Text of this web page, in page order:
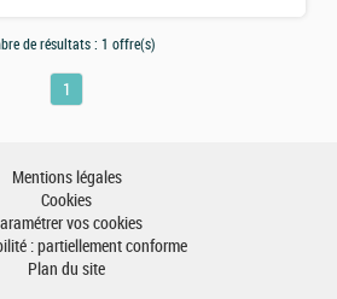
de résultats : 1 offre(s)
1
Mentions légales
Cookies
vos cookies
: partiellement conforme
Plan du site